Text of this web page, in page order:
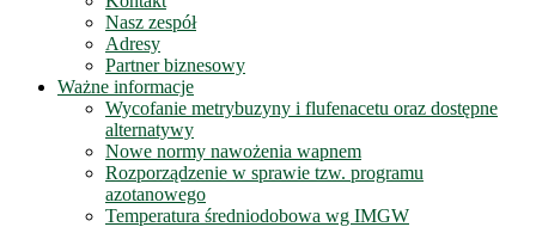
Nasz zespół
Adresy
Partner biznesowy
Ważne informacje
Wycofanie metrybuzyny i flufenacetu oraz dostępne
alternatywy
Nowe normy nawożenia wapnem
Rozporządzenie w sprawie tzw. programu
azotanowego
Temperatura średniodobowa wg IMGW